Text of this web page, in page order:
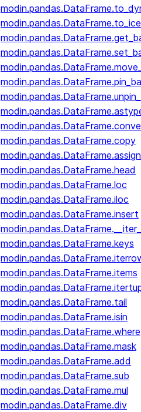
modin.pandas.DataFrame.copy
modin.pandas.DataFrame.assign
modin.pandas.DataFrame.head
modin.pandas.DataFrame.loc
modin.pandas.DataFrame.iloc
modin.pandas.DataFrame.insert
modin.pandas.DataFrame.keys
modin.pandas.DataFrame.items
modin.pandas.DataFrame.tail
modin.pandas.DataFrame.isin
modin.pandas.DataFrame.where
modin.pandas.DataFrame.mask
modin.pandas.DataFrame.add
modin.pandas.DataFrame.sub
modin.pandas.DataFrame.mul
modin.pandas.DataFrame.div